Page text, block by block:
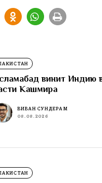
винит Индию
Кашмира
ВИВАН СУНДЕРАМ
08.08.2026